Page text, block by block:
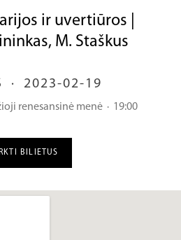
ir uvertiūros |
M. Staškus
· 2023-02-19
renesansinė menė · 19:00
BILIETUS